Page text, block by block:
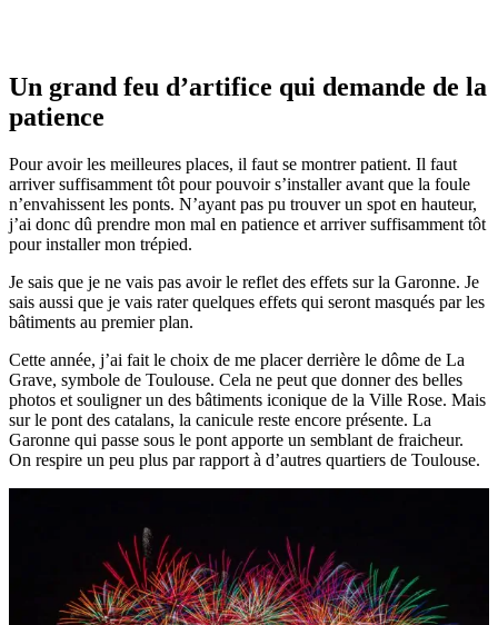
Un grand feu d’artifice qui demande de la
patience
Pour avoir les meilleures places, il faut se montrer patient. Il faut
arriver suffisamment tôt pour pouvoir s’installer avant que la foule
n’envahissent les ponts. N’ayant pas pu trouver un spot en hauteur,
j’ai donc dû prendre mon mal en patience et arriver suffisamment tôt
pour installer mon trépied.
Je sais que je ne vais pas avoir le reflet des effets sur la Garonne. Je
sais aussi que je vais rater quelques effets qui seront masqués par les
bâtiments au premier plan.
Cette année, j’ai fait le choix de me placer derrière le dôme de La
Grave, symbole de Toulouse. Cela ne peut que donner des belles
photos et souligner un des bâtiments iconique de la Ville Rose. Mais
sur le pont des catalans, la canicule reste encore présente. La
Garonne qui passe sous le pont apporte un semblant de fraicheur.
On respire un peu plus par rapport à d’autres quartiers de Toulouse.